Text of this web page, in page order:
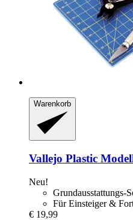
Warenkorb
Vallejo Plastic
Neu!
Grundausstattungs-
Für Einsteiger &
€ 19,99